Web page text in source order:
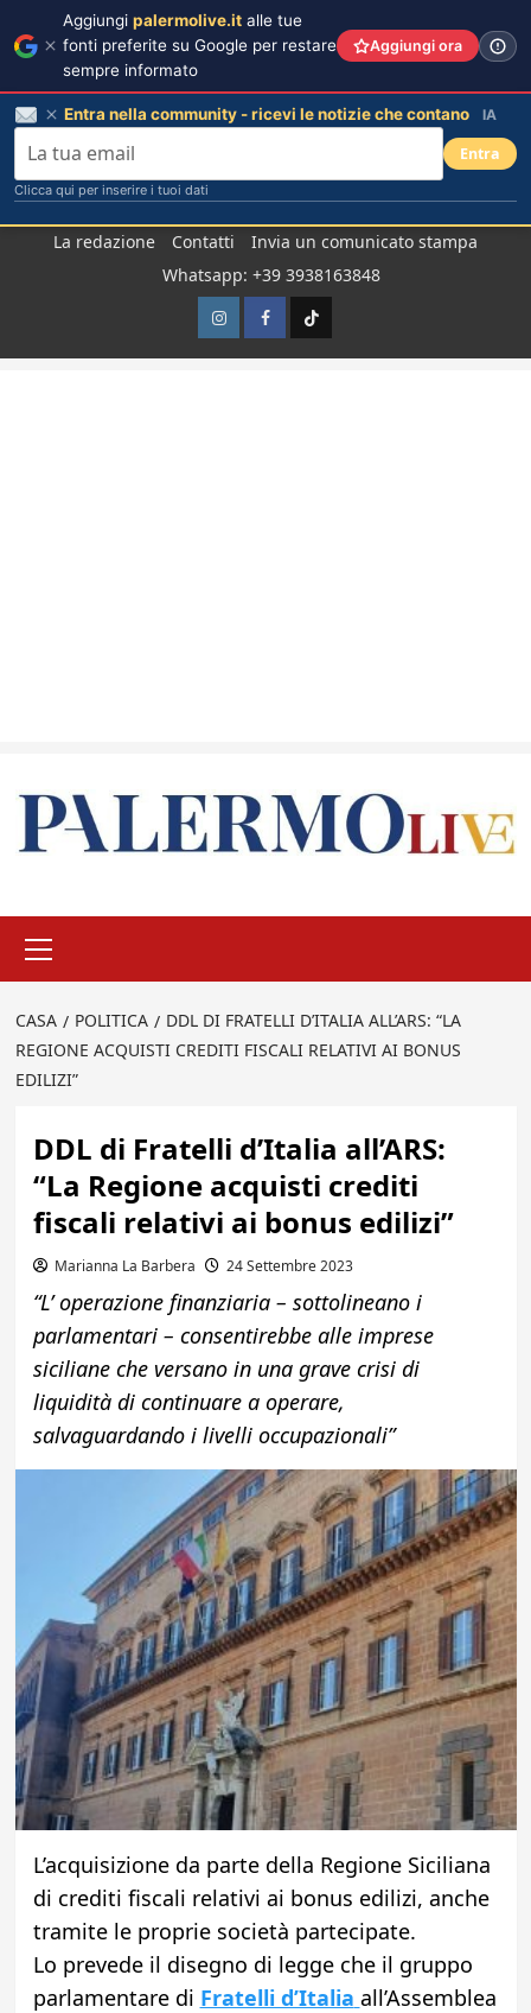
La redazione Contatti
Invia un comunicato stampa
Whatsapp: +39 3938163848
InstagramFacebook
TikTok
principale
CASA POLITICA
DDL DI FRATELLI D’ITALIA ALL’ARS: “LA
REGIONE ACQUISTI CREDITI FISCALI RELATIVI AI BONUS
EDILIZI”
DDL di Fratelli d’Italia all’ARS:
“La Regione acquisti crediti
fiscali relativi ai bonus edilizi”
Marianna La Barbera 24 Settembre 2023
“L’ operazione finanziaria – sottolineano i
parlamentari – consentirebbe alle imprese
siciliane che versano in una grave crisi di
liquidità di continuare a operare,
salvaguardando i livelli occupazionali”
L’acquisizione da parte della Regione Siciliana
di crediti fiscali relativi ai bonus edilizi, anche
tramite le proprie società partecipate.
Lo prevede il disegno di legge che il gruppo
parlamentare di Fratelli d’Italia all’Assemblea
Aggiungi palermolive.it alle tue
fonti preferite su Google per restare
sempre informato
Aggiungi ora
Entra nella community - ricevi le notizie che contano IA
Entra
Clicca qui per inserire i tuoi dati